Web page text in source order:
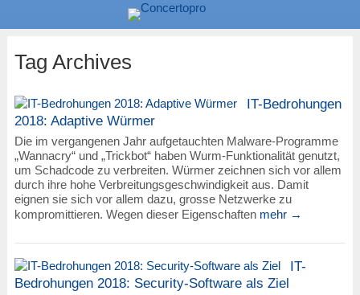
Tag Archives
IT-Bedrohungen
2018: Adaptive Würmer
Die im vergangenen Jahr aufgetauchten Malware-Programme
„Wannacry“ und „Trickbot“ haben Wurm-Funktionalität genutzt,
um Schadcode zu verbreiten. Würmer zeichnen sich vor allem
durch ihre hohe Verbreitungsgeschwindigkeit aus. Damit
eignen sie sich vor allem dazu, grosse Netzwerke zu
kompromittieren. Wegen dieser Eigenschaften mehr →
IT-
Bedrohungen 2018: Security-Software als Ziel